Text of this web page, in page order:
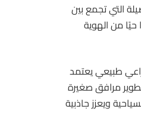
التي تجمع بين
حيًا من الهوية
طبيعي يعتمد
مرافق صغيرة
ويعزز جاذبية